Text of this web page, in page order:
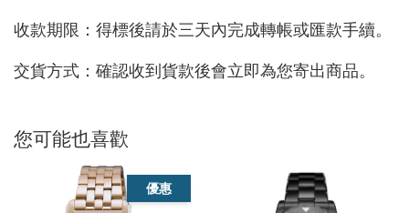
收款期限：得標後請於三天內完成轉帳或匯款手續。
交貨方式：確認收到貨款後會立即為您寄出商品。
您可能也喜歡
優惠